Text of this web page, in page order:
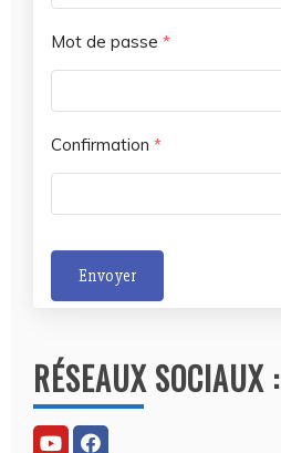
Mot de passe *
Confirmation *
Envoyer
t
e
r
RÉSEAUX SOCIAUX :